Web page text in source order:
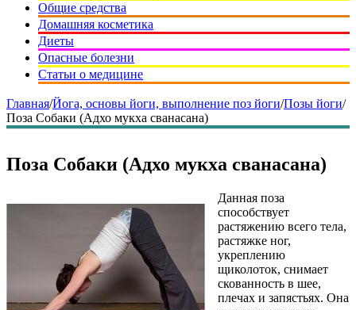
Общие средства
Домашняя косметика
Диеты
Опасные болезни
Статьи о медицине
Главная/Йога, основы йоги, выполнение поз йоги/Позы йоги/
Поза Собаки (Адхо мукха сванасана)
Поза Собаки (Адхо мукха сванасана)
Данная поза
способствует
растяжению всего тела,
растяжке ног,
укреплению
щиколоток, снимает
скованность в шее,
плечах и запястьях. Она